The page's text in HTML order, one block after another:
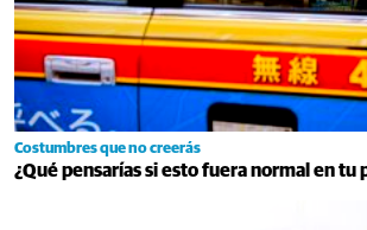
Costumbres que no creerás
¿Qué pensarías si esto fuera normal en tu